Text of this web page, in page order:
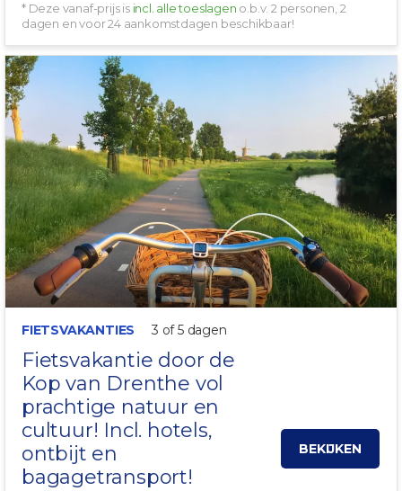
* Deze vanaf-prijs is incl. alle toeslagen o.b.v. 2 personen, 2
dagen en voor 24 aankomstdagen beschikbaar!
INCL. FIETSROUTES!
FIETSVAKANTIES 3 of 5 dagen
Fietsvakantie door de
Kop van Drenthe vol
prachtige natuur en
cultuur! Incl. hotels,
ontbijt en
bagagetransport!
BEKIJKEN